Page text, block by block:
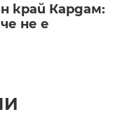
край Кардам:
не е